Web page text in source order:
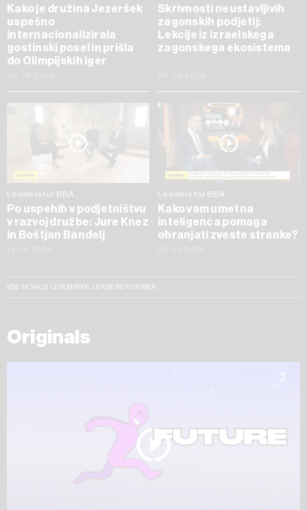
Kako je družina Jezeršek
uspešno
internacionalizirala
gostinski posel in prišla
do Olimpijskih iger
Skrivnosti neustavljivih
zagonskih podjetij:
Lekcije iz izraelskega
zagonskega ekosistema
Leaders for BBA
Po uspehih v podjetništvu
v razvoj družbe: Jure Knez
in Boštjan Bandelj
Leaders for BBA
Kako vam umetna
inteligenca pomaga
ohranjati zveste stranke?
VSE NOVICE IZ RUBRIKE LEADERS FOR BBA
Originals